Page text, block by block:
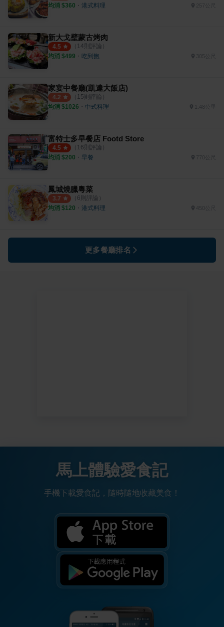
均消 $360 ・ 港式料理 257公尺
新大戈壁蒙古烤肉
4.5 （ 14則評論）
均消 $499 ・ 吃到飽 305公尺
家宴中餐廳(凱達大飯店)
4.2 （ 15則評論）
均消 $1026 ・ 中式料理 1.48公里
富特士多早餐店 Footd Store
4.5 （ 16則評論）
均消 $200 ・ 早餐
鳳城燒臘粵菜
3.7 （ 6則評論）
均消 $120 ・ 港式料理 450公尺
更多餐廳排名
馬上體驗愛食記
手機下載愛食記，隨時隨地收藏美食！